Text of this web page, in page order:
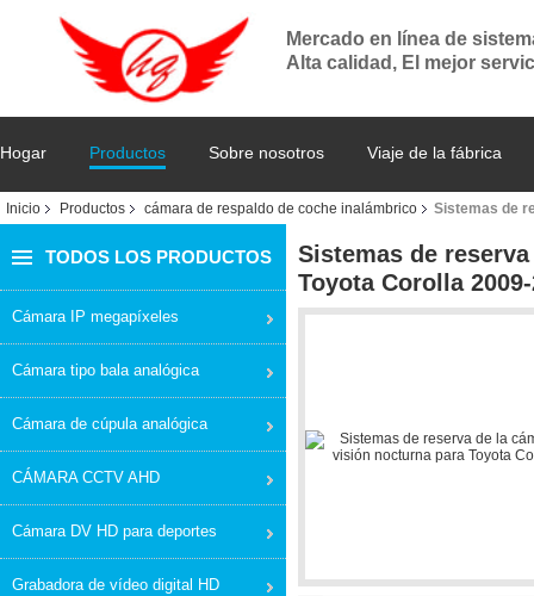
Mercado en línea de
Alta calidad, El mejor
Hogar Productos Sobre nosotros Viaje de la fábrica
Inicio Productos cámara de respaldo de coche inalámbrico Sistemas de
TODOS LOS PRODUCTOS
Cámara IP megapíxeles
Cámara tipo bala analógica
Cámara de cúpula analógica
CÁMARA CCTV AHD
Cámara DV HD para deportes
Grabadora de vídeo digital HD
Sistemas de
Toyota Corolla